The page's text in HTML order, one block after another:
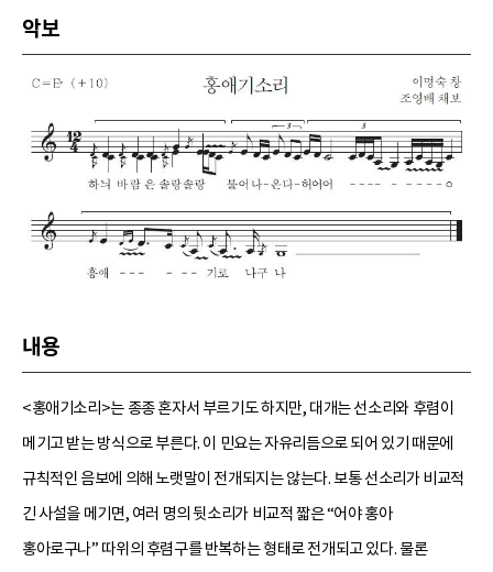
악보
내용
<홍애기소리>는 종종 혼자서 부르기도 하지만, 대개는 선소리와 후렴이
메기고 받는 방식으로 부른다. 이 민요는 자유리듬으로 되어 있기 때문에
규칙적인 음보에 의해 노랫말이 전개되지는 않는다. 보통 선소리가 비교적
긴 사설을 메기면, 여러 명의 뒷소리가 비교적 짧은 “어야 홍아
홍아로구나” 따위의 후렴구를 반복하는 형태로 전개되고 있다. 물론